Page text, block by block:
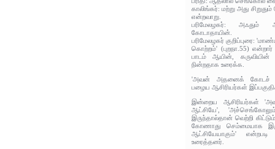
காலிங்கர்: மற்று அது
என்றவாறு.
பரிமேலழகர்: அஃதும்
கோடாதாயின்.
பரிமேலழகர் குறிப்புரை:
கொற்றம்' (புறநா.55)
பாடம் ஆயின், கருவியின்
நின்றதாக உரைக்க.
'அவன் அதனைக் கோடச்
பழைய ஆசிரியர்கள்
இன்றைய ஆசிரியர்கள்
ஆட்சியே',
இருந்தால்தான் வெற்றி
கோணாது செம்மையாக
ஆட்சியேயாகும்'
உரைத்தனர்.